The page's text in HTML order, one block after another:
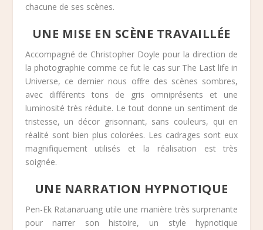
chacune de ses scènes.
UNE MISE EN SCÈNE TRAVAILLÉE
Accompagné de Christopher Doyle pour la direction de
la photographie comme ce fut le cas sur The Last life in
Universe, ce dernier nous offre des scènes sombres,
avec différents tons de gris omniprésents et une
luminosité très réduite. Le tout donne un sentiment de
tristesse, un décor grisonnant, sans couleurs, qui en
réalité sont bien plus colorées. Les cadrages sont eux
magnifiquement utilisés et la réalisation est très
soignée.
UNE NARRATION HYPNOTIQUE
Pen-Ek Ratanaruang utile une manière très surprenante
pour narrer son histoire, un style hypnotique